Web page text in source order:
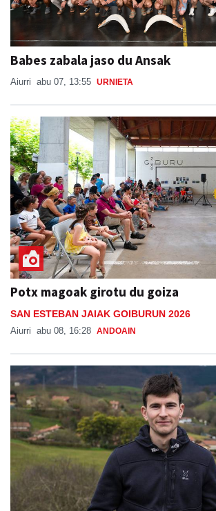
Babes zabala jaso du Ansak
Aiurri abu 07, 13:55 URNIETA
Potx magoak girotu du goiza
SAN ESTEBAN JAIAK GOIBURUN 2026
Aiurri abu 08, 16:28 ANDOAIN